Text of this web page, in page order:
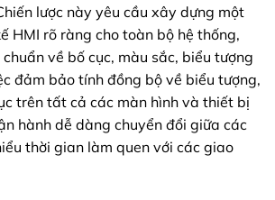
lược này yêu cầu xây dựng một
HMI rõ ràng cho toàn bộ hệ thống,
về bố cục, màu sắc, biểu tượng
đảm bảo tính đồng bộ về biểu tượng,
trên tất cả các màn hình và thiết bị
hành dễ dàng chuyển đổi giữa các
thời gian làm quen với các giao